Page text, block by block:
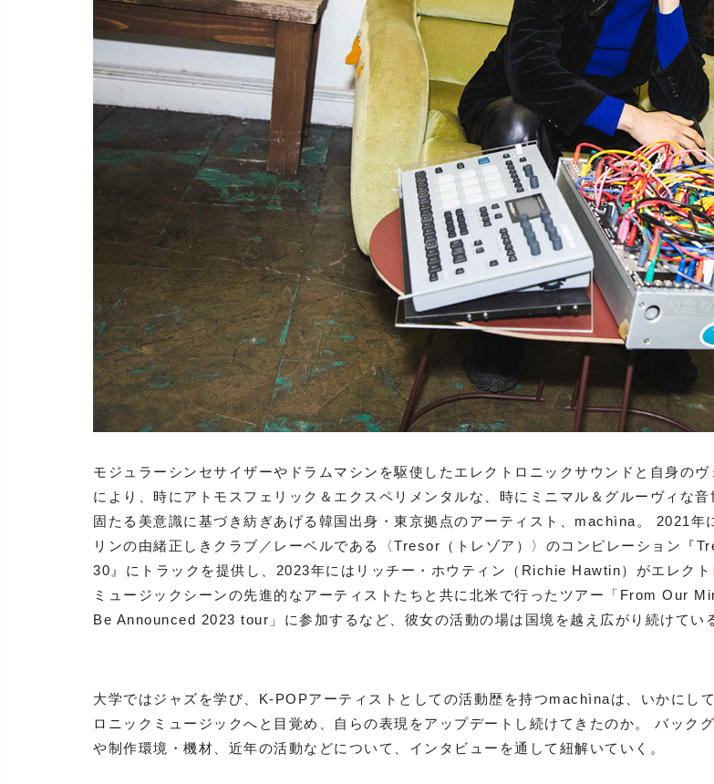
モジュラーシンセサイザーやドラムマシンを駆使したエレクトロニックサウンドと自身のヴ
により、時にアトモスフェリック＆エクスペリメンタルな、時にミニマル＆グルーヴィな音
固たる美意識に基づき紡ぎあげる韓国出身・東京拠点のアーティスト、machìna。 2021年
リンの由緒正しきクラブ／レーベルである〈Tresor（トレゾア）〉のコンピレーション『
30』にトラックを提供し、2023年にはリッチー・ホウティン（Richie Hawtin）がエレクト
ミュージックシーンの先進的なアーティストたちと共に北米で行ったツアー「From Our
Be Announced 2023 tour」に参加するなど、彼女の活動の場は国境を越え広がり続けてい
大学ではジャズを学び、K-POPアーティストとしての活動歴を持つmachìnaは、いかにし
ロニックミュージックへと目覚め、自らの表現をアップデートし続けてきたのか。 バック
や制作環境・機材、近年の活動などについて、インタビューを通して紐解いていく。